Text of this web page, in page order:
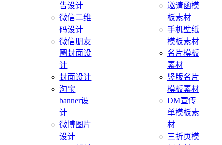
告设计
微信二维
码设计
微信朋友
圈封面设
计
封面设计
淘宝
banner设
计
微博图片
设计
邀请函模
板素材
手机壁纸
模板素材
名片模板
素材
竖版名片
模板素材
DM宣传
单模板素
材
三折页模